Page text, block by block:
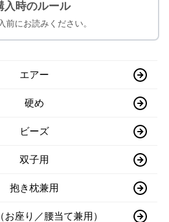
入時のルール
前にお読みください。
エアー
硬め
ビーズ
双子用
抱き枕兼用
お座り／腰当て兼用）